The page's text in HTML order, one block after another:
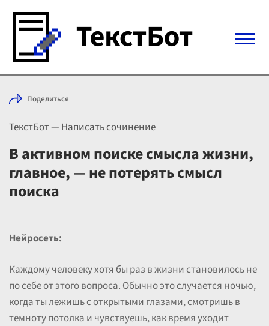
Войти с Telegram
Выбрать режим
Цены
Поделиться
ТекстБот—Написать сочинение
В активном поиске смысла жизни,
главное, — не потерять смысл
поиска
Нейросеть:
Каждому человеку хотя бы раз в жизни становилось не
по себе от этого вопроса. Обычно это случается ночью,
когда ты лежишь с открытыми глазами, смотришь в
темноту потолка и чувствуешь, как время уходит